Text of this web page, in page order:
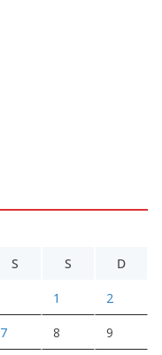
S S D
1 2
7 8 9